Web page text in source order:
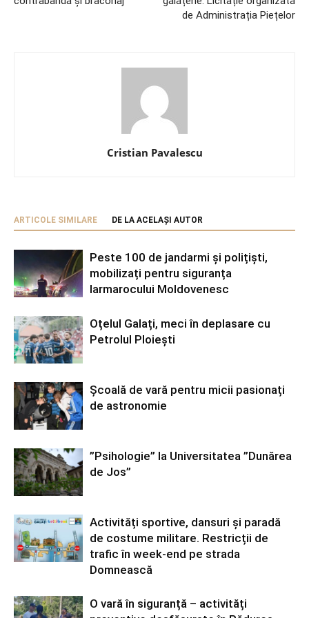
de Administrația Piețelor
Cristian Pavalescu
ARTICOLE SIMILARE DE LA ACELAȘI AUTOR
Peste 100 de jandarmi și polițiști,
mobilizați pentru siguranța
Iarmarocului Moldovenesc
Oțelul Galați, meci în deplasare cu
Petrolul Ploiești
Școală de vară pentru micii pasionați
de astronomie
”Psihologie” la Universitatea ”Dunărea
de Jos”
Activități sportive, dansuri și paradă
de costume militare. Restricții de
trafic în week-end pe strada
Domnească
O vară în siguranță – activități